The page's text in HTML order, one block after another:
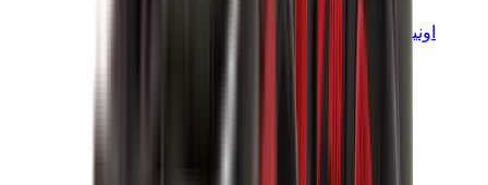
اونيتسوكا تايغر
View All
اونيتسوكا تايغر